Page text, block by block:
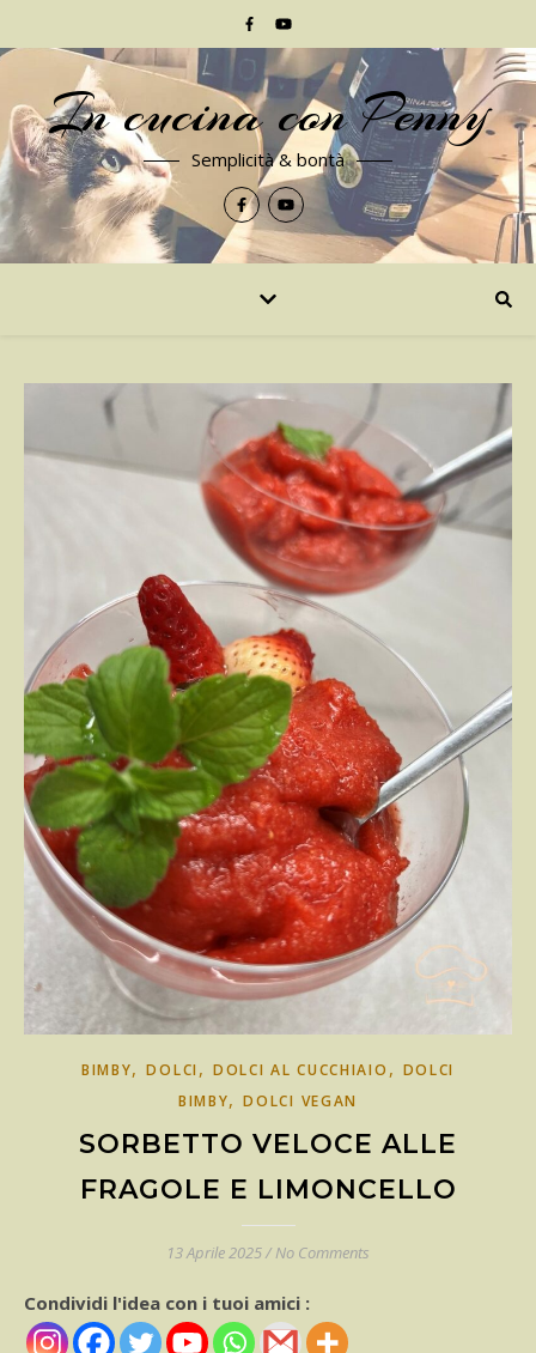
In cucina con Penny
Semplicità & bontà
BIMBY,DOLCI, DOLCI AL CUCCHIAIO , DOLCI
BIMBY,DOLCI VEGAN
SORBETTO VELOCE ALLE
FRAGOLE E LIMONCELLO
13 Aprile 2025/ No Comments
Condividi l'idea con i tuoi amici :